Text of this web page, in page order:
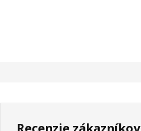
Recenzie zákazníkov